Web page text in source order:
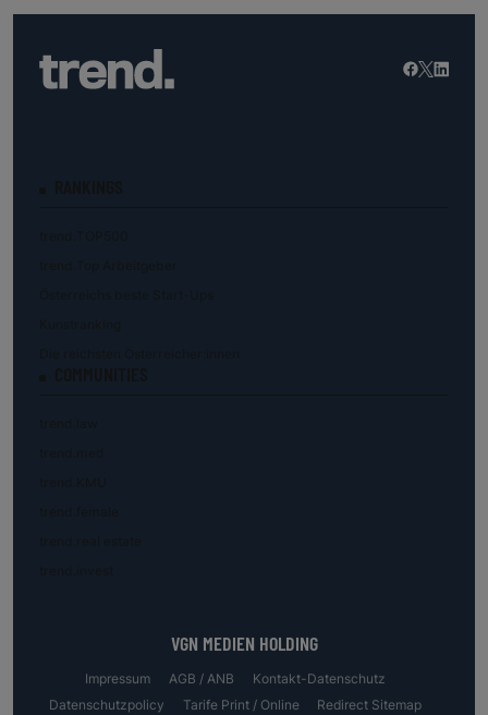
VGN MEDIEN HOLDING
Impressum AGB / ANB
Kontakt-Datenschutz
Datenschutzpolicy
Tarife Print / Online
Redirect Sitemap